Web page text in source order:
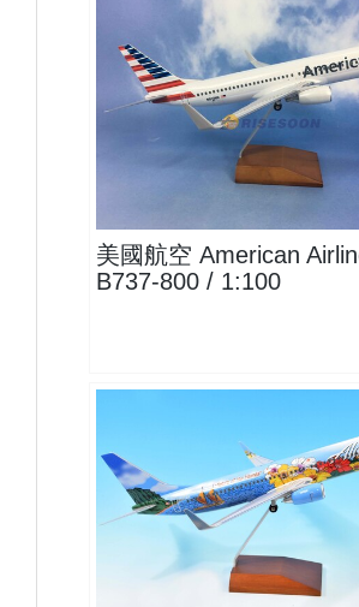
AAL10B738P01
美國航空 American
B737-800 / 1:100